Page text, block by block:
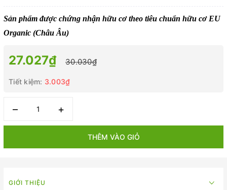
Sản phẩm được chứng nhận hữu cơ theo tiêu chuẩn hữu cơ EU
Organic (Châu Âu)
27.027₫ 30.030₫
Tiết kiệm: 3.003₫
– +
THÊM VÀO GIỎ
GIỚI THIỆU